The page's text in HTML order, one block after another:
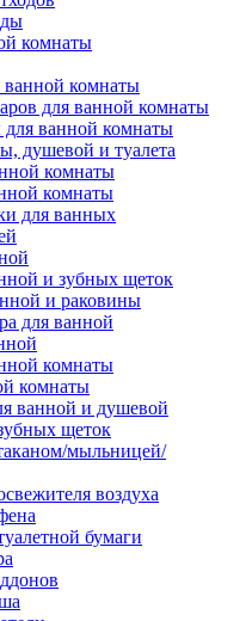
комнаты
ванной комнаты
для ванной комнаты
ванной комнаты
душевой и туалета
комнаты
комнаты
для ванных
и зубных щеток
и раковины
для ванной
комнаты
комнаты
ванной и душевой
щеток
мыльницей/
воздуха
бумаги